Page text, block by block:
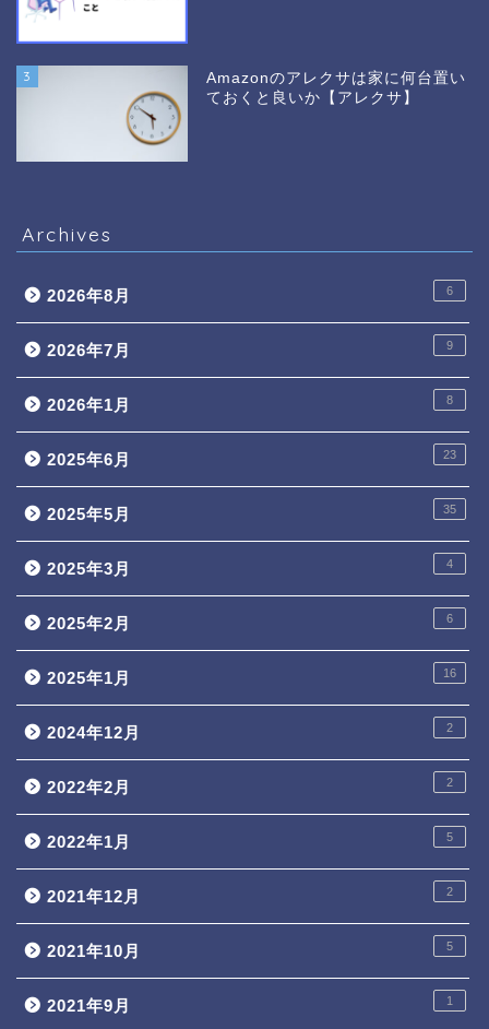
3
Amazonのアレクサは家に何台置い
ておくと良いか【アレクサ】
Archives
2026年8月 6
2026年7月 9
2026年1月 8
2025年6月 23
2025年5月 35
2025年3月 4
2025年2月 6
2025年1月 16
2024年12月 2
2022年2月 2
2022年1月 5
2021年12月 2
2021年10月 5
2021年9月 1